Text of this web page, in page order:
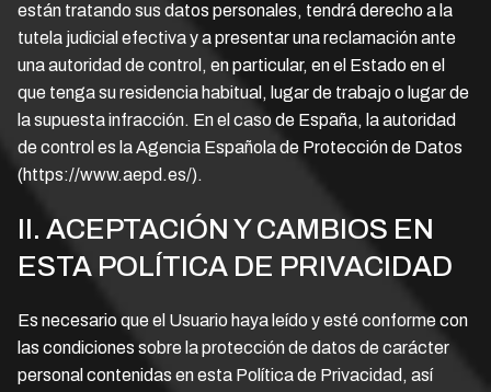
están tratando sus datos personales, tendrá derecho a la
tutela judicial efectiva y a presentar una reclamación ante
una autoridad de control, en particular, en el Estado en el
que tenga su residencia habitual, lugar de trabajo o lugar de
la supuesta infracción. En el caso de España, la autoridad
de control es la Agencia Española de Protección de Datos
(https://www.aepd.es/).
II. ACEPTACIÓN Y CAMBIOS EN
ESTA POLÍTICA DE PRIVACIDAD
Es necesario que el Usuario haya leído y esté conforme con
las condiciones sobre la protección de datos de carácter
personal contenidas en esta Política de Privacidad, así